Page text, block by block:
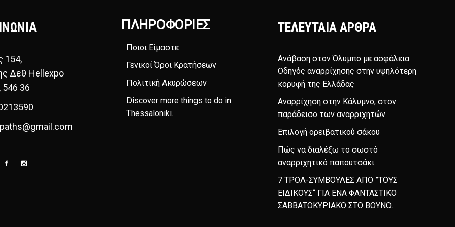
154,
Δεθ Hellexpo
546 36
ΠΛΗΡΟΦΟΡΊΕΣ
Ποιοι Είμαστε
Γενικοί Όροι Κρατήσεων
Πολιτική Ακυρώσεων
Discover more things to do in
Thessaloniki.
ΤΕΛΕΥΤΑΊΑ ΆΡΘΡΑ
Ανάβαση στον Όλυμπο με ασφάλεια:
Οδηγός αναρρίχησης στην υψηλότερη
κορυφή της Ελλάδας
Αναρρίχηση στην Κάλυμνο, στον
παράδεισο των αναρριχητών
Επιλογή ορειβατικού σάκου
Πώς να διαλέξω το σωστό
αναρριχητικό παπουτσάκι
7 ΤΡΟΛ-ΣΥΜΒΟΥΛΕΣ ΑΠΟ ”ΤΟΥΣ
ΕΙΔΙΚΟΥΣ“ ΓΙΑ ΕΝΑ ΦΑΝΤΑΣΤΙΚΟ
ΣΑΒΒΑΤΟΚΥΡΙΑΚΟ ΣΤΟ ΒΟΥΝΟ.